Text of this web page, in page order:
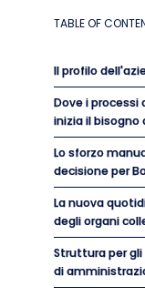
TABLE OF
Il profilo
Dove i processi
inizia il
Lo sforzo
decisione per
La nuova
degli organi
Struttura per
di